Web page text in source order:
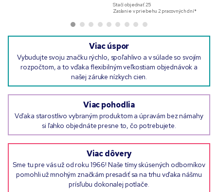
Stačí objednať25
Zaslanie v priebehu 2 pracovných dní*
Viac úspor
Vybudujte svoju značku rýchlo, spoľahlivo a v súlade so svojím
rozpočtom, a to vďaka flexibilným veľkostiam objednávok a
našej záruke nízkych cien.
Viac pohodlia
Vďaka starostlivo vybraným produktom a úpravám bez námahy
si ľahko objednáte presne to, čo potrebujete.
Viac dôvery
Sme tu pre vás už od roku 1966! Naše tímy skúsených odborníkov
pomohli už mnohým značkám presadiť sa na trhu vďaka nášmu
prísľubu dokonalej potlače.